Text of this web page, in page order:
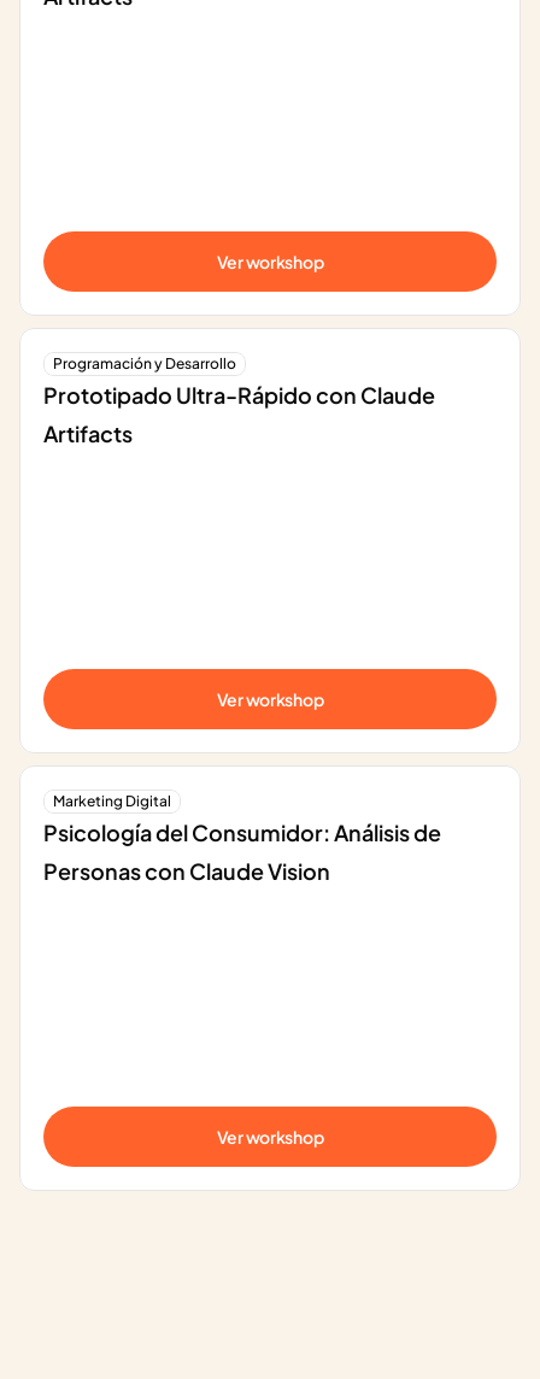
Ver workshop
Programación y Desarrollo
Prototipado Ultra-Rápido con Claude
Artifacts
Ver workshop
Marketing Digital
Psicología del Consumidor: Análisis de
Personas con Claude Vision
Ver workshop